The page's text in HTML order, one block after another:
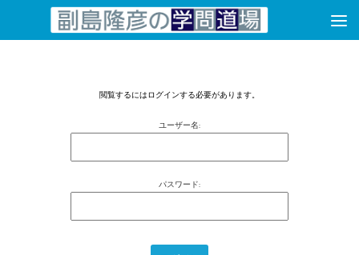
コンテンツへスキップ
閲覧するにはログインする必要があります。
ユーザー名:
パスワード: